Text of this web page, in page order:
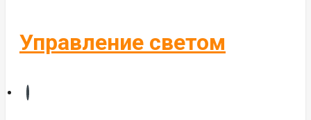
Управление светом